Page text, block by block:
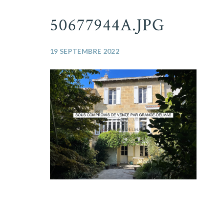
50677944A.JPG
19 SEPTEMBRE 2022